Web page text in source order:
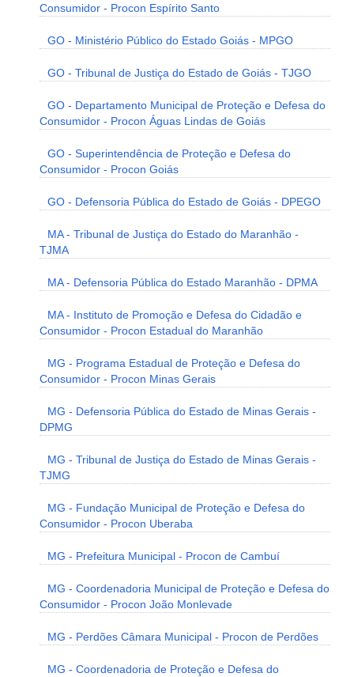
Consumidor - Procon Espírito Santo
GO - Ministério Público do Estado Goiás - MPGO
GO - Tribunal de Justiça do Estado de Goiás - TJGO
GO - Departamento Municipal de Proteção e Defesa do
Consumidor - Procon Águas Lindas de Goiás
GO - Superintendência de Proteção e Defesa do
Consumidor - Procon Goiás
GO - Defensoria Pública do Estado de Goiás - DPEGO
MA - Tribunal de Justiça do Estado do Maranhão -
TJMA
MA - Defensoria Pública do Estado Maranhão - DPMA
MA - Instituto de Promoção e Defesa do Cidadão e
Consumidor - Procon Estadual do Maranhão
MG - Programa Estadual de Proteção e Defesa do
Consumidor - Procon Minas Gerais
MG - Defensoria Pública do Estado de Minas Gerais -
DPMG
MG - Tribunal de Justiça do Estado de Minas Gerais -
TJMG
MG - Fundação Municipal de Proteção e Defesa do
Consumidor - Procon Uberaba
MG - Prefeitura Municipal - Procon de Cambuí
MG - Coordenadoria Municipal de Proteção e Defesa do
Consumidor - Procon João Monlevade
MG - Perdões Câmara Municipal - Procon de Perdões
MG - Coordenadoria de Proteção e Defesa do